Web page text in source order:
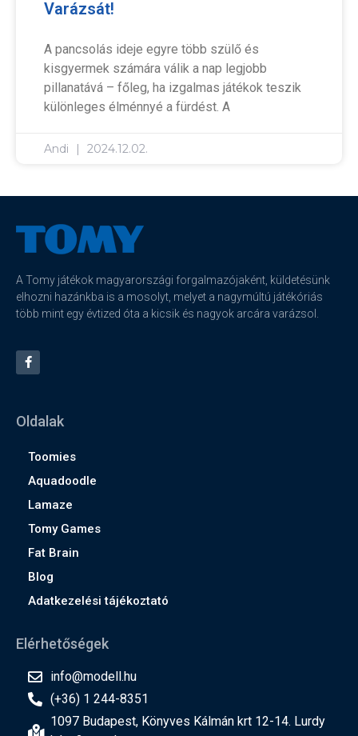
Varázsát!
A pancsolás ideje egyre több szülő és
kisgyermek számára válik a nap legjobb
pillanatává – főleg, ha izgalmas játékok teszik
különleges élménnyé a fürdést. A
Andi 2024.12.02.
A Tomy játékok magyarországi forgalmazójaként, küldetésünk
elhozni hazánkba is a mosolyt, melyet a nagymúltú játékóriás
több mint egy évtized óta a kicsik és nagyok arcára varázsol.
Oldalak
Toomies
Aquadoodle
Lamaze
Tomy Games
Fat Brain
Blog
Adatkezelési tájékoztató
Elérhetőségek
info@modell.hu
(+36) 1 244-8351
1097 Budapest, Könyves Kálmán krt 12-14. Lurdy